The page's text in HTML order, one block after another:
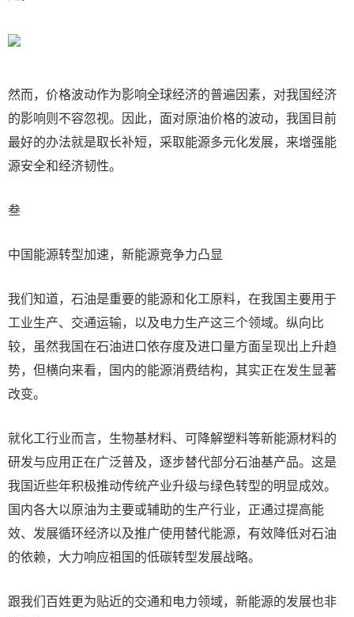
然而，价格波动作为影响全球经济的普遍因素，对我国经济
的影响则不容忽视。因此，面对原油价格的波动，我国目前
最好的办法就是取长补短，采取能源多元化发展，来增强能
源安全和经济韧性。
叁
中国能源转型加速，新能源竞争力凸显
我们知道，石油是重要的能源和化工原料，在我国主要用于
工业生产、交通运输，以及电力生产这三个领域。纵向比
较，虽然我国在石油进口依存度及进口量方面呈现出上升趋
势，但横向来看，国内的能源消费结构，其实正在发生显著
改变。
就化工行业而言，生物基材料、可降解塑料等新能源材料的
研发与应用正在广泛普及，逐步替代部分石油基产品。这是
我国近些年积极推动传统产业升级与绿色转型的明显成效。
国内各大以原油为主要或辅助的生产行业，正通过提高能
效、发展循环经济以及推广使用替代能源，有效降低对石油
的依赖，大力响应祖国的低碳转型发展战略。
跟我们百姓更为贴近的交通和电力领域，新能源的发展也非